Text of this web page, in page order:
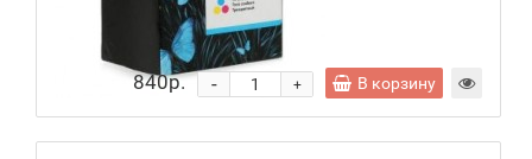
840р. +
- В корзину